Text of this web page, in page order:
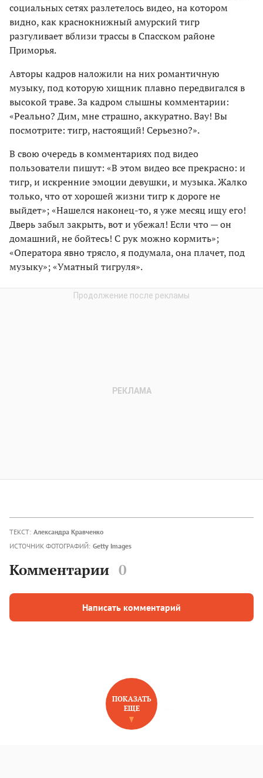
социальных сетях разлетелось видео, на котором
видно, как краснокнижный амурский тигр
разгуливает вблизи трассы в Спасском районе
Приморья.
Авторы кадров наложили на них романтичную
музыку, под которую хищник плавно передвигался в
высокой траве. За кадром слышны комментарии:
«Реально? Дим, мне страшно, аккуратно. Вау! Вы
посмотрите: тигр, настоящий! Серьезно?».
В свою очередь в комментариях под видео
пользователи пишут: «В этом видео все прекрасно: и
тигр, и искренние эмоции девушки, и музыка. Жалко
только, что от хорошей жизни тигр к дороге не
выйдет»; «Нашелся наконец-то, я уже месяц ищу его!
Дверь забыл закрыть, вот и убежал! Если что — он
домашний, не бойтесь! С рук можно кормить»;
«Оператора явно трясло, я подумала, она плачет, под
музыку»; «Уматный тигруля».
ТЕКСТ: Александра Кравченко
ИСТОЧНИК ФОТОГРАФИЙ: Getty Images
Комментарии 0
Написать комментарий
НОВОЕ НА САЙТЕ
ПОКАЗАТЬ
ЕЩЕ